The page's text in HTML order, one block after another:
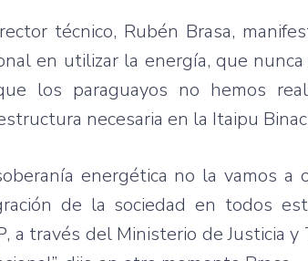
técnico, Rubén Brasa,
en utilizar la energía, que
los paraguayos no hemos
necesaria en la Itaipu
energética no la vamos
de la sociedad en todos
a través del Ministerio de Justicia